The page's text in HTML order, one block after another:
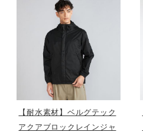
サッカー／フットサル
トレーニング
野球
【耐水素材】ベルグテック
アクアブロックレインジャ